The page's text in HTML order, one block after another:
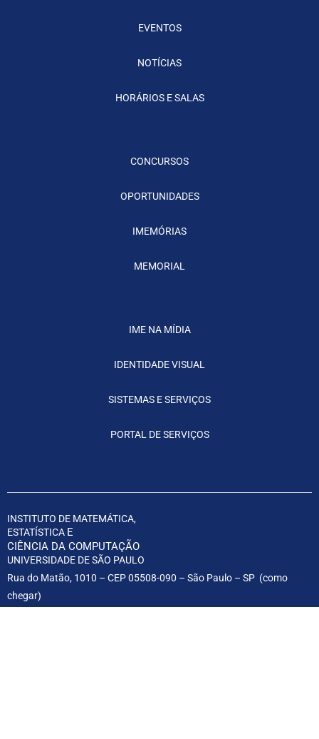
EVENTOS
NOTÍCIAS
HORÁRIOS E SALAS
CONCURSOS
OPORTUNIDADES
IMEMÓRIAS
MEMORIAL
IME NA MÍDIA
IDENTIDADE VISUAL
SISTEMAS E SERVIÇOS
PORTAL DE SERVIÇOS
INSTITUTO DE MATEMÁTICA,
ESTATÍSTICA E
CIÊNCIA DA COMPUTAÇÃO
UNIVERSIDADE DE SÃO PAULO
Rua do Matão, 1010 – CEP 05508-090 – São Paulo – SP (como
chegar)